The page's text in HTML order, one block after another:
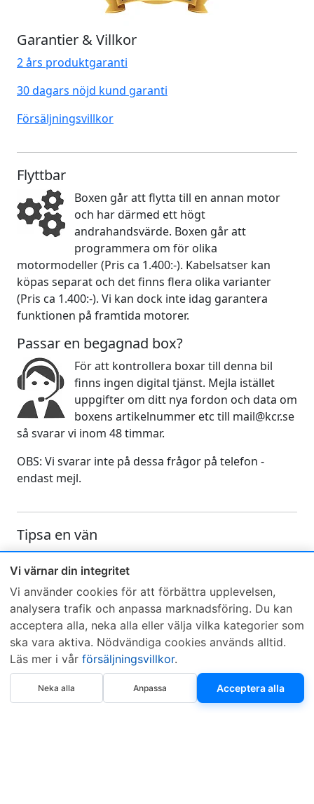
Vi värnar din integritet
Vi använder cookies för att förbättra upplevelsen,
analysera trafik och anpassa marknadsföring. Du kan
acceptera alla, neka alla eller välja vilka kategorier som
ska vara aktiva. Nödvändiga cookies används alltid.
Läs mer i vår försäljningsvillkor.
Neka alla Anpassa Acceptera alla
Köp nu
Garantier & Villkor
2 års produktgaranti
30 dagars nöjd kund garanti
Försäljningsvillkor
Flyttbar
Boxen går att flytta till en annan motor
och har därmed ett högt
andrahandsvärde. Boxen går att
programmera om för olika
motormodeller (Pris ca 1.400:-). Kabelsatser kan
köpas separat och det finns flera olika varianter
(Pris ca 1.400:-). Vi kan dock inte idag garantera
funktionen på framtida motorer.
Passar en begagnad box?
För att kontrollera boxar till denna bil
finns ingen digital tjänst. Mejla istället
uppgifter om ditt nya fordon och data om
boxens artikelnummer etc till mail@kcr.se
så svarar vi inom 48 timmar.
OBS: Vi svarar inte på dessa frågor på telefon -
endast mejl.
Tipsa en vän
Skicka ett e-mail och tipsa en vän om denna produkt
Sveriges mest sålda dieselbox
Kontakta KCR
Om KCR/Garantier
Återförsäljare
Sök KCR-box